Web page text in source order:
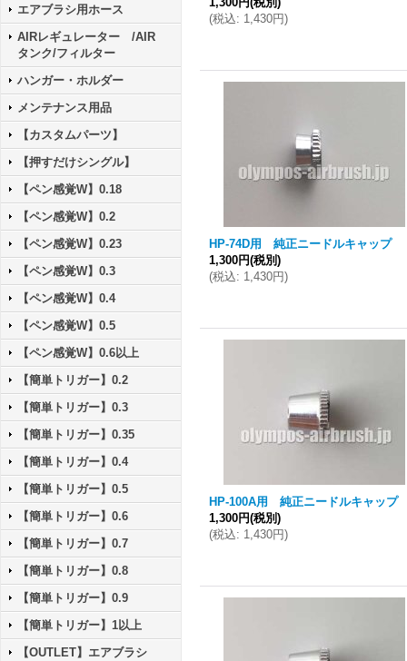
エアブラシ用ホース
AIRレギュレーター /AIR
タンク/フィルター
ハンガー・ホルダー
メンテナンス用品
【カスタムパーツ】
【押すだけシングル】
【ペン感覚W】0.18
【ペン感覚W】0.2
【ペン感覚W】0.23
【ペン感覚W】0.3
【ペン感覚W】0.4
【ペン感覚W】0.5
【ペン感覚W】0.6以上
【簡単トリガー】0.2
【簡単トリガー】0.3
【簡単トリガー】0.35
【簡単トリガー】0.4
【簡単トリガー】0.5
【簡単トリガー】0.6
【簡単トリガー】0.7
【簡単トリガー】0.8
【簡単トリガー】0.9
【簡単トリガー】1以上
【OUTLET】エアブラシ
(税込: 1,430円)
HP-74D用 純正ニードルキャップ
1,300円(税別)
(税込: 1,430円)
HP-100A用 純正ニードルキャップ
1,300円(税別)
(税込: 1,430円)